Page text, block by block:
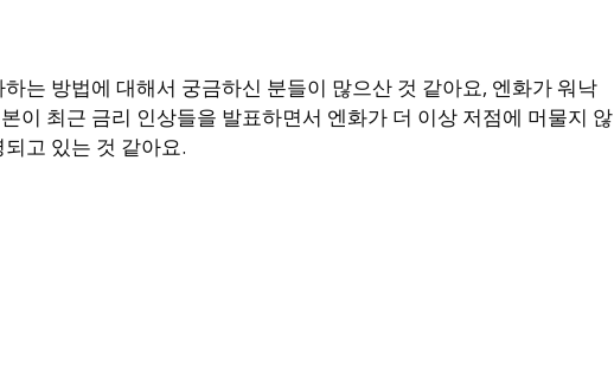
는 방법에 대해서 궁금하신 분들이 많으산 것 같아요, 엔화가 워낙
이 최근 금리 인상들을 발표하면서 엔화가 더 이상 저점에 머물지 않
고 있는 것 같아요.